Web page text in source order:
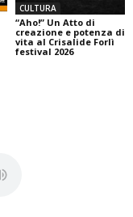
CULTURA
“Aho!” Un Atto di
creazione e potenza di
vita al Crisalide Forlì
festival 2026